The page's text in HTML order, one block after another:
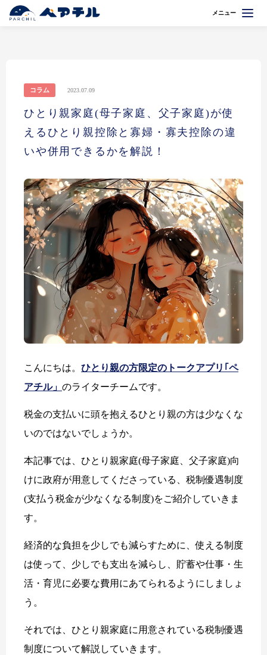
メニュー
コラム 2023.07.09
ひとり親家庭(母子家庭、父子家庭)が使
えるひとり親控除と寡婦・寡夫控除の違
いや併用できるかを解説！
こんにちは。 ひとり親の方限定のトークアプリ｢ペ
アチル」 のライターチームです。
税金の支払いに頭を抱えるひとり親の方は少なくな
いのではないでしょうか。
本記事では、ひとり親家庭(母子家庭、父子家庭)向
けに政府が用意してくださっている、税制優遇制度
(支払う税金が少なくなる制度)をご紹介していきま
す。
経済的な負担を少しでも減らすために、使える制度
は使って、少しでも支出を減らし、貯蓄や仕事・生
活・育児に必要な費用にあてられるようにしましょ
う。
それでは、ひとり親家庭に用意されている税制優遇
制度について解説していきます。